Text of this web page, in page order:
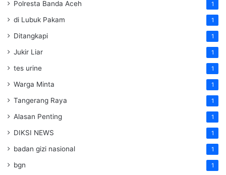
Polresta Banda Aceh 1
di Lubuk Pakam 1
Ditangkapi 1
Jukir Liar 1
tes urine 1
Warga Minta 1
Tangerang Raya 1
Alasan Penting 1
DIKSI NEWS 1
badan gizi nasional 1
bgn 1